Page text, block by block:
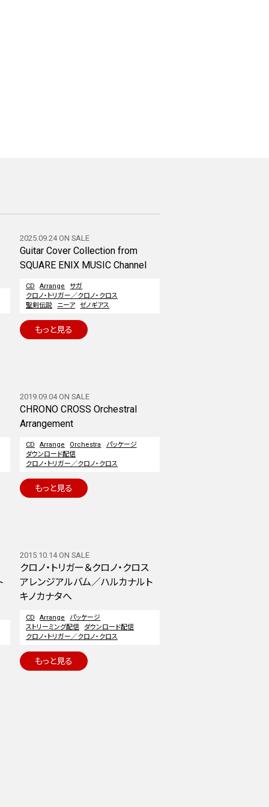
2025.09.24 ON SALE
Guitar Cover Collection from
SQUARE ENIX MUSIC Channel
CD Arrange
サガ
クロノ・トリガー／クロノ・クロス
聖剣伝説
ニーア ゼノギアス
もっと見る
2019.09.04 ON SALE
CHRONO CROSS Orchestral
Arrangement
CD Arrange Orchestra
パッケージ
ダウンロード配信
クロノ・トリガー／クロノ・クロス
もっと見る
2015.10.14 ON SALE
クロノ・トリガー＆クロノ・クロス
アレンジアルバム／ハルカナルト
キノカナタへ
CD Arrange
パッケージ
ストリーミング配信
ダウンロード配信
クロノ・トリガー／クロノ・クロス
もっと見る